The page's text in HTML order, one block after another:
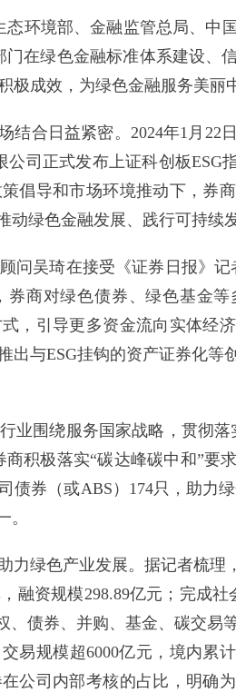
环境部、金融监管总局、中
在绿色金融标准体系建设、
极成效，为绿色金融服务美丽
合日益紧密。2024年1月22
司正式发布上证科创板ESG
倡导和市场环境推动下，券
绿色金融发展、践行可持续
吴琦在接受《证券日报》记
商对绿色债券、绿色基金
，引导更多资金流向实体经
出与ESG挂钩的资产证券化等
围绕服务国家战略，贯彻落
积极落实“碳达峰碳中和”要
债券（或ABS）174只，助力
。
绿色产业发展。据记者梳理
融资规模298.89亿元；完成
、债券、并购、基金、碳交易
易规模超6000亿元，境内累
公司内部考核的占比，明确